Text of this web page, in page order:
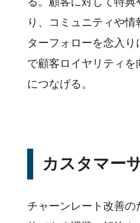
り、コミュニティや
ターフォローを念入り
で顧客ロイヤリティを
につなげる。
カスタマー
チャーンレート改善の